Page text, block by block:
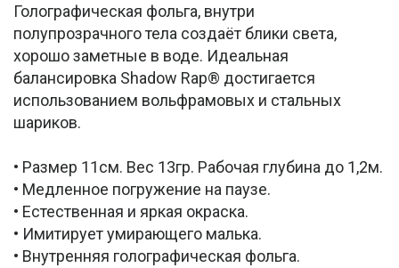
Голографическая фольга, внутри
полупрозрачного тела создаёт блики света,
хорошо заметные в воде. Идеальная
балансировка Shadow Rap® достигается
использованием вольфрамовых и стальных
шариков.
• Размер 11см. Вес 13гр. Рабочая глубина до 1,2м.
• Медленное погружение на паузе.
• Естественная и яркая окраска.
• Имитирует умирающего малька.
• Внутренняя голографическая фольга.